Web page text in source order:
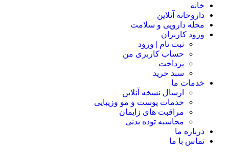
خانه
داروخانه آنلاین
مجله دارویی و سلامت
ورود کاربران
ثبت نام | ورود
حساب کاربری من
پرداخت
سبد خرید
خدمات ما
ارسال نسخه آنلاین
خدمات پوست و مو وزیبایی
مراقبت های زایمان
محاسبه توده بدنی
درباره ما
تماس با ما